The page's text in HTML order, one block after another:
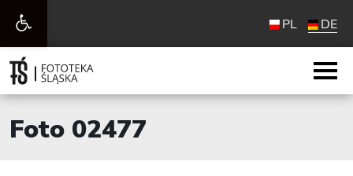
Werkzeugleiste
öffnen
PL DE
Foto 02477